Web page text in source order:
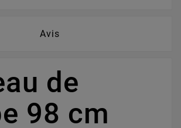
Avis
de
98 cm